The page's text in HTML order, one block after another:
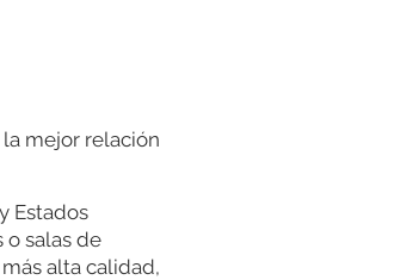
mejor relación
Estados
o salas de
alta calidad,